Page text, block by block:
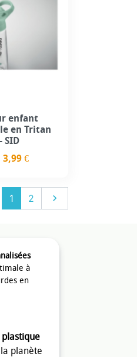
à
en
plastique
planète
enfant
en Tritan
SID
3,99 €
1 2 Suivant
